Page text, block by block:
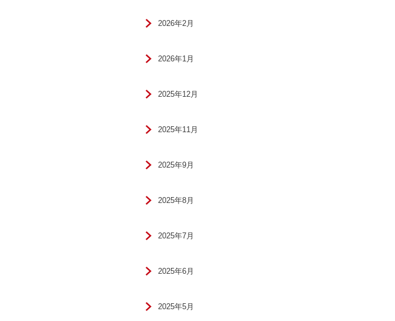
2026年2月
2026年1月
2025年12月
2025年11月
2025年9月
2025年8月
2025年7月
2025年6月
2025年5月